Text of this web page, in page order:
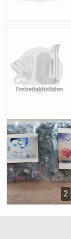
2